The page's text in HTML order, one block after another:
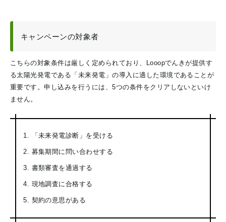
キャンペーンの対象者
こちらの対象条件は厳しく定められており、Looopでんきが提供す
る太陽光発電である「未来発電」の導入に適した環境であることが
重要です。申し込みを行うには、5つの条件をクリアしないといけ
ません。
「未来発電診断」を受ける
募集期間に問い合わせする
書類審査を通過する
現地調査に合格する
契約の意思がある